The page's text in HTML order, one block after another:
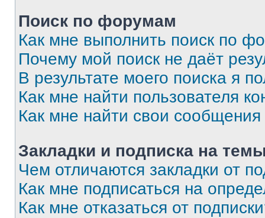
Поиск по форумам
Как мне выполнить поиск по
Почему мой поиск не даёт
В результате моего поиска я
Как мне найти пользователя
Как мне найти свои
Закладки и подписка на
Чем отличаются закладки от
Как мне подписаться на
Как мне отказаться от